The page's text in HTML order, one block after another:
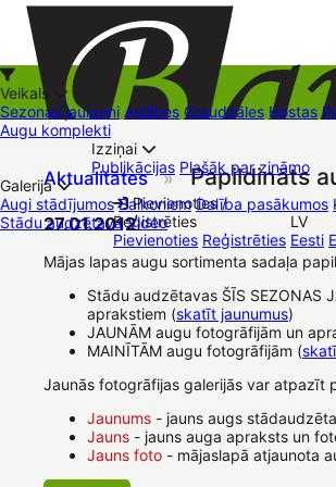
+37126545879 baizas@baizas.lv
Pievienoties /
Reģistrēties
Pievienoties Reģistrēties
LV
Eesti
Veikals
Sezonas jaunumi Astilbes Graudzāles Hostas
Augu komplekti
Kā iepirkties
Izziņai
Publikācijas Plašāk par zināmo
Galerija
Augi stādījumos Balkoniem Dalība pasākumos
Stādu audzētava Video
Tirdzniecības vietas Kontakti Dāvanu kartes
Aktualitātes » Papildināts
27.01.2012
Mājas lapas augu sortimenta sadaļa
Stādu audzētavas ŠĪS SEZONAS
aprakstiem (skatīt jaunumus)
JAUNĀM augu fotogrāfijām un
MAINĪTĀM augu fotogrāfijām (
Jaunās fotogrāfijas galerijās var atpazīt
Jaunums - jauns augs
Jauns - jauns auga apraksts un
Jauns foto - mājaslapā atjaunota